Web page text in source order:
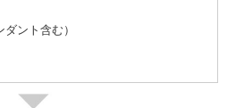
ント含む）